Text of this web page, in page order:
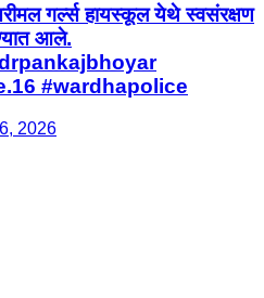
गर्ल्स हायस्कूल येथे स्वसंरक्षण
आले.
#wardhapolice
2026